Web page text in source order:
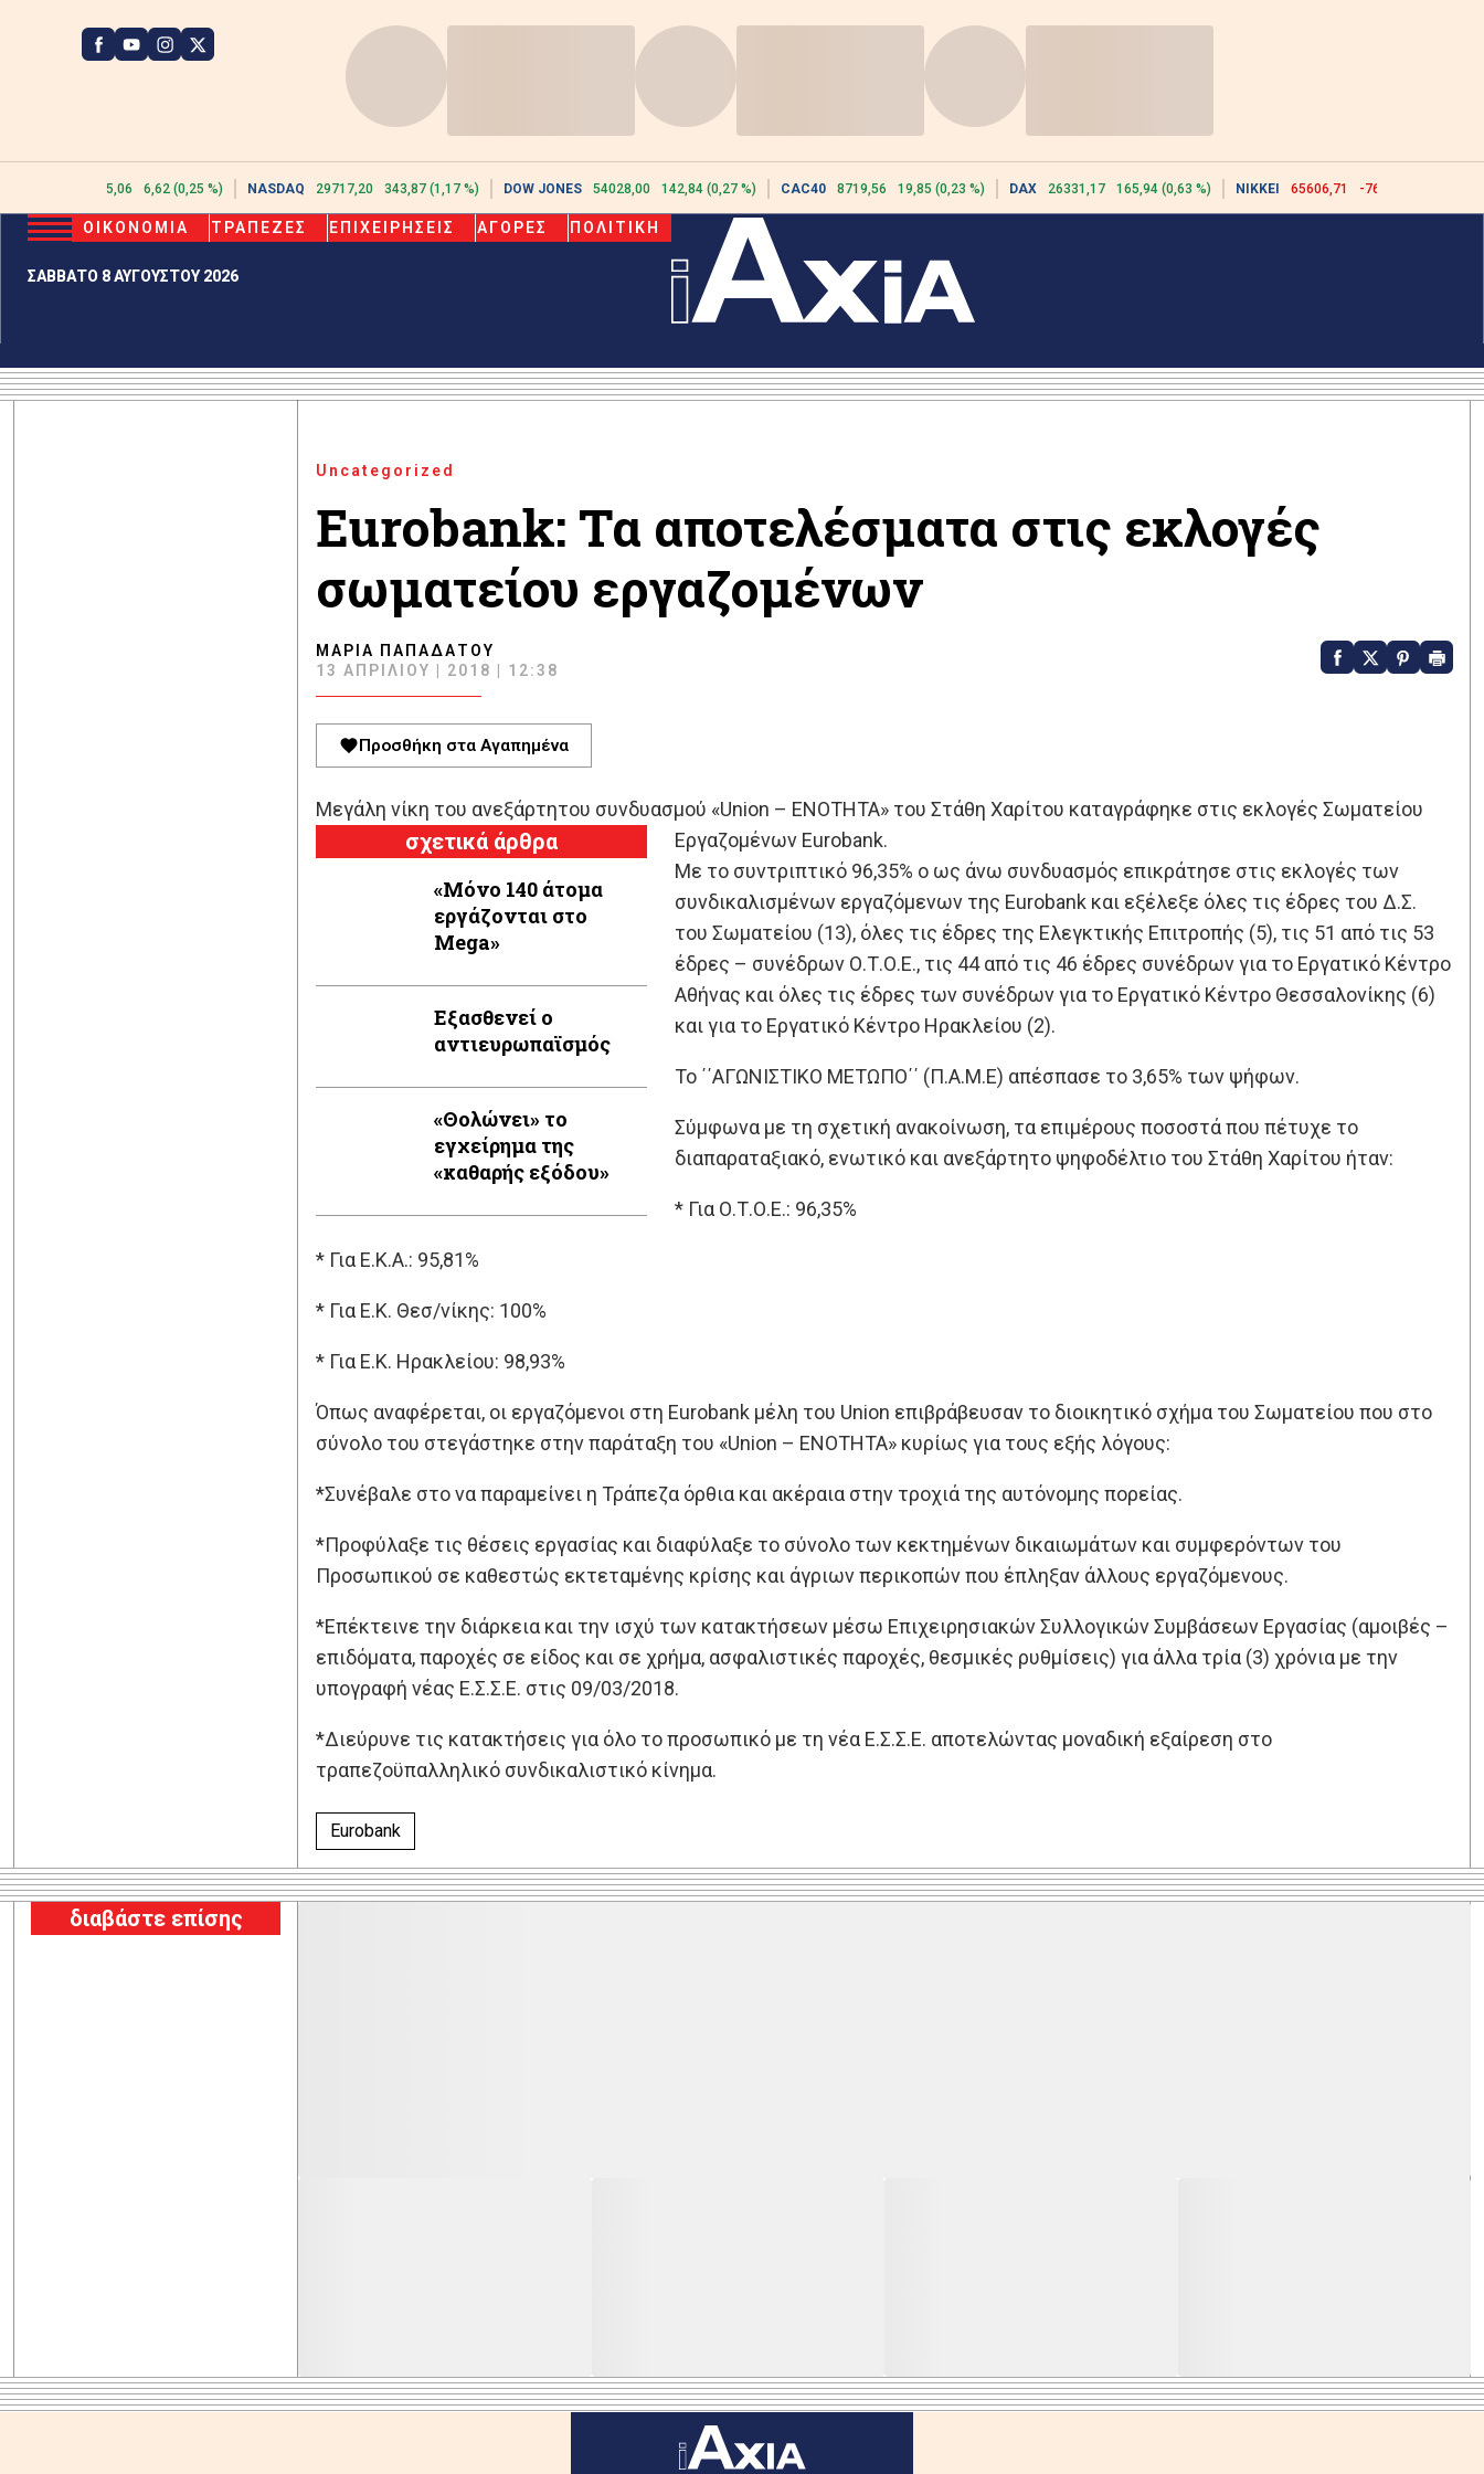
2615,06 6,62 (0,25 %) NASDAQ 29717,20 343,87 (1,17 %) DOW JONES 54028,00 142,84 (0,27 %) CAC40 8719,56 19,85 (0,23 %) DAX 26331,17 165,94 (0,63 %) NIKKEI 65606,71 -76,55 (-0,12 %)
ΣΑΒΒΑΤΟ 8 ΑΥΓΟΥΣΤΟΥ 2026
ΟΙΚΟΝΟΜΙΑ ΤΡΑΠΕΖΕΣ ΕΠΙΧΕΙΡΗΣΕΙΣ ΑΓΟΡΕΣ ΠΟΛΙΤΙΚΗ
Uncategorized
Εurobank: Τα αποτελέσματα στις εκλογές
σωματείου εργαζομένων
ΜΑΡΊΑ ΠΑΠΑΔΆΤΟΥ
13 ΑΠΡΙΛΊΟΥ | 2018 | 12:38
Προσθήκη στα Αγαπημένα
Μεγάλη νίκη του ανεξάρτητου συνδυασμού «Union – ΕΝΟΤΗΤΑ» του Στάθη Χαρίτου καταγράφηκε στις εκλογές Σωματείου
Εργαζομένων Eurobank.
σχετικά άρθρα
«Μόνο 140 άτομα
εργάζονται στο
Mega»
Εξασθενεί ο
αντιευρωπαϊσμός
«Θολώνει» το
εγχείρημα της
«καθαρής εξόδου»
Με το συντριπτικό 96,35% ο ως άνω συνδυασμός επικράτησε στις εκλογές των
συνδικαλισμένων εργαζόμενων της Eurobank και εξέλεξε όλες τις έδρες του Δ.Σ.
του Σωματείου (13), όλες τις έδρες της Ελεγκτικής Επιτροπής (5), τις 51 από τις 53
έδρες – συνέδρων Ο.Τ.Ο.Ε., τις 44 από τις 46 έδρες συνέδρων για το Εργατικό Κέντρο
Αθήνας και όλες τις έδρες των συνέδρων για το Εργατικό Κέντρο Θεσσαλονίκης (6)
και για το Εργατικό Κέντρο Ηρακλείου (2).
To ΄΄ΑΓΩΝΙΣΤΙΚΟ ΜΕΤΩΠΟ΄΄ (Π.Α.Μ.Ε) απέσπασε το 3,65% των ψήφων.
Σύμφωνα με τη σχετική ανακοίνωση, τα επιμέρους ποσοστά που πέτυχε το
διαπαραταξιακό, ενωτικό και ανεξάρτητο ψηφοδέλτιο του Στάθη Χαρίτου ήταν:
* Για Ο.Τ.Ο.Ε.: 96,35%
* Για Ε.Κ.Α.: 95,81%
* Για Ε.Κ. Θεσ/νίκης: 100%
* Για Ε.Κ. Ηρακλείου: 98,93%
Όπως αναφέρεται, οι εργαζόμενοι στη Eurobank μέλη του Union επιβράβευσαν το διοικητικό σχήμα του Σωματείου που στο
σύνολο του στεγάστηκε στην παράταξη του «Union – ENOTHTA» κυρίως για τους εξής λόγους:
*Συνέβαλε στο να παραμείνει η Τράπεζα όρθια και ακέραια στην τροχιά της αυτόνομης πορείας.
*Προφύλαξε τις θέσεις εργασίας και διαφύλαξε το σύνολο των κεκτημένων δικαιωμάτων και συμφερόντων του
Προσωπικού σε καθεστώς εκτεταμένης κρίσης και άγριων περικοπών που έπληξαν άλλους εργαζόμενους.
*Επέκτεινε την διάρκεια και την ισχύ των κατακτήσεων μέσω Επιχειρησιακών Συλλογικών Συμβάσεων Εργασίας (αμοιβές –
επιδόματα, παροχές σε είδος και σε χρήμα, ασφαλιστικές παροχές, θεσμικές ρυθμίσεις) για άλλα τρία (3) χρόνια με την
υπογραφή νέας Ε.Σ.Σ.Ε. στις 09/03/2018.
*Διεύρυνε τις κατακτήσεις για όλο το προσωπικό με τη νέα Ε.Σ.Σ.Ε. αποτελώντας μοναδική εξαίρεση στο
τραπεζοϋπαλληλικό συνδικαλιστικό κίνημα.
Eurobank
διαβάστε επίσης